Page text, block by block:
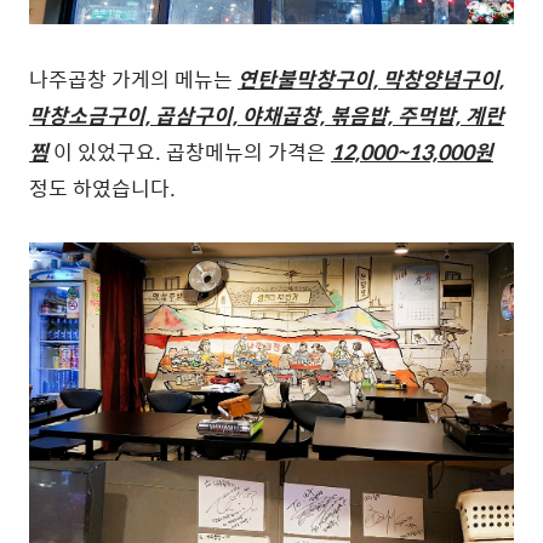
나주곱창 가게의 메뉴는 연탄불막창구이, 막창양념구이,
막창소금구이, 곱삼구이, 야채곱창, 볶음밥, 주먹밥, 계란
찜이 있었구요. 곱창메뉴의 가격은 12,000~13,000원
정도 하였습니다.